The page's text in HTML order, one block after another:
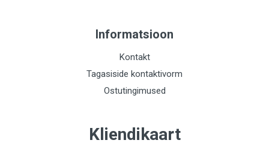
Informatsioon
Kontakt
Tagasiside kontaktivorm
Ostutingimused
Kliendikaart